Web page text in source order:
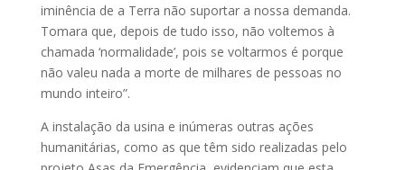
iminência de a Terra não suportar a nossa demanda.
Tomara que, depois de tudo isso, não voltemos à
chamada ‘normalidade’, pois se voltarmos é porque
não valeu nada a morte de milhares de pessoas no
mundo inteiro”.
A instalação da usina e inúmeras outras ações
humanitárias, como as que têm sido realizadas pelo